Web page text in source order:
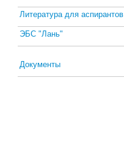
Литература для аспирантов
ЭБС "Лань"
Документы